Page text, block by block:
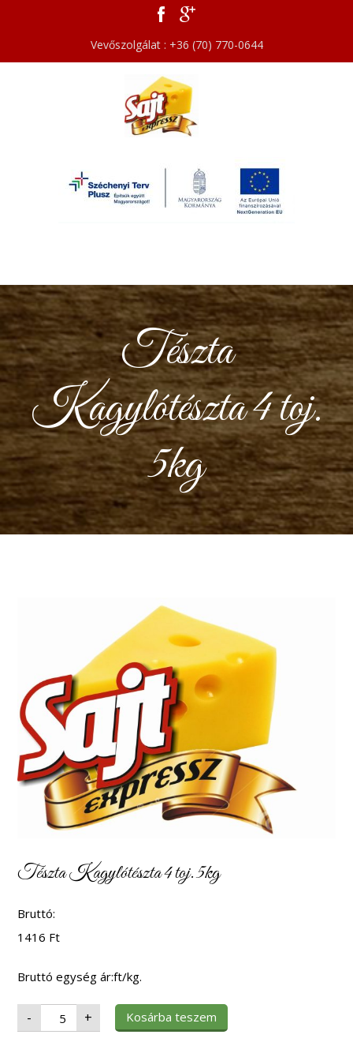
Vevőszolgálat : +36 (70) 770-0644
Tészta
Kagylótészta 4 toj.
5kg
Tészta Kagylótészta 4 toj. 5kg
Bruttó:
1416 Ft
Bruttó egység ár:ft/kg.
- Tészta
Kagylótészta
4
+ Kosárba teszem